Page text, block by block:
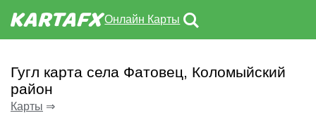
Онлайн Карты
Гугл карта села Фатовец, Коломыйский
район
Карты ⇒